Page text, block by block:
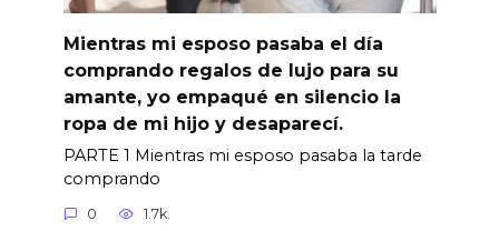
Mientras mi esposo pasaba el día
comprando regalos de lujo para su
amante, yo empaqué en silencio la
ropa de mi hijo y desaparecí.
PARTE 1 Mientras mi esposo pasaba la tarde
comprando
0 1.7k.